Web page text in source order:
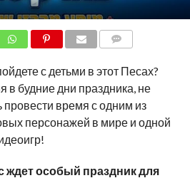
с детьми в этот Песах?
в будние дни праздника, не
провести время с одним из
персонажей в мире и одной
ждет особый праздник для